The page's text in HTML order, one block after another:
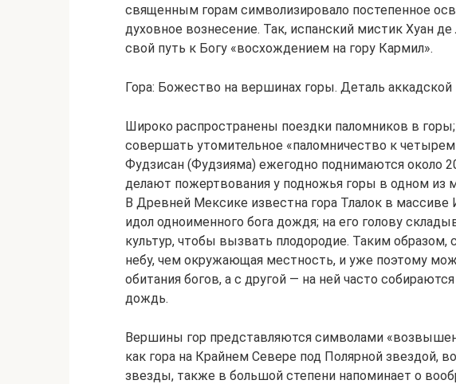
священным горам символизировало постепенное
духовное вознесение. Так, испанский мистик Хуан
свой путь к Богу «восхождением на гору Кармил».
Гора: Божество на вершинах горы. Деталь аккадской
Широко распространены поездки паломников в
совершать утомительное «паломничество к
Фудзисан (Фудзияма) ежегодно поднимаются около
делают пожертвования у подножья горы в одном из
В Древней Мексике известна гора Тлалок в массиве
идол одноименного бога дождя; на его голову
культур, чтобы вызвать плодородие. Таким образом,
небу, чем окружающая местность, и уже поэтому
обитания богов, а с другой — на ней часто
дождь.
Вершины гор представляются символами
как гора на Крайнем Севере под Полярной звездой,
звезды, также в большой степени напоминает о